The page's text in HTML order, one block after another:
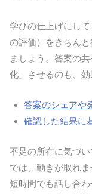
学びの仕上げにし
の評価）をきちん
ましょう。答案の
化」させるのも、効
答案のシェアや
確認した結果に
不足の所在に気づ
では、動きが取れ
短時間でも話し合